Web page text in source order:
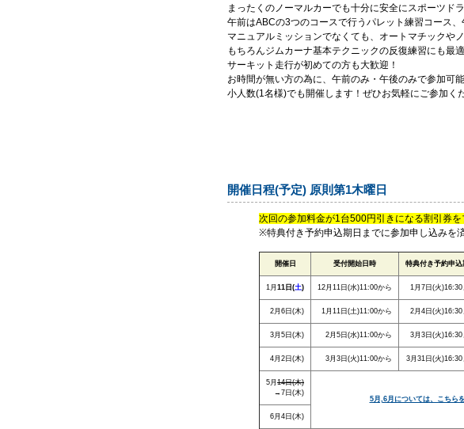
まったくのノーマルカーでも十分に安全にスポーツド
午前はABCの3つのコースで行うパレット練習コース
マニュアルミッションでなくても、オートマチックや
もちろんジムカーナ基本テクニックの反復練習にも最
サーキット走行が初めての方も大歓迎！
お時間が無い方の為に、午前のみ・午後のみで参加可
小人数(1名様)でも開催します！ぜひお気軽にご参加く
開催日程(予定) 原則第1木曜日
次回の参加料金が1台500円引きになる割引券を
※特典付き予約申込期日までに参加申し込みを
開催日 受付開始日時 特典付き予約申込
1月 11日(土) 12月11日(水)11:00から 1月7日(火)16:30
2月6日(木) 1月11日(土)11:00から 2月4日(火)16:30
3月5日(木) 2月5日(水)11:00から 3月3日(火)16:30
4月2日(木) 3月3日(火)11:00から 3月31日(火)16:30
5月 14日(木)
→7日(木)
5月,6月については、こちら
6月4日(木)